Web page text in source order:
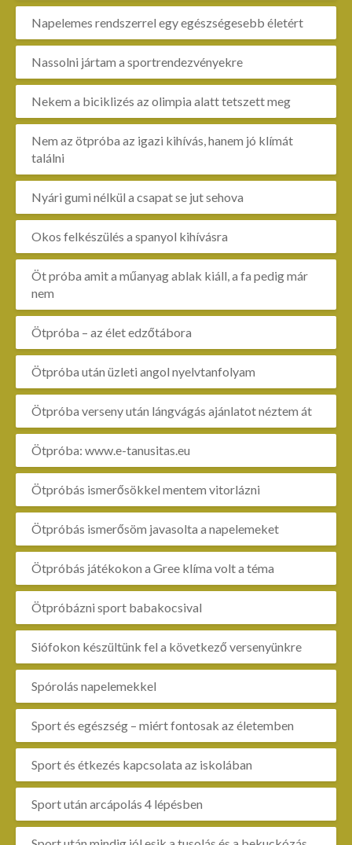
Napelemes rendszerrel egy egészségesebb életért
Nassolni jártam a sportrendezvényekre
Nekem a biciklizés az olimpia alatt tetszett meg
Nem az ötpróba az igazi kihívás, hanem jó klímát
találni
Nyári gumi nélkül a csapat se jut sehova
Okos felkészülés a spanyol kihívásra
Öt próba amit a műanyag ablak kiáll, a fa pedig már
nem
Ötpróba – az élet edzőtábora
Ötpróba után üzleti angol nyelvtanfolyam
Ötpróba verseny után lángvágás ajánlatot néztem át
Ötpróba: www.e-tanusitas.eu
Ötpróbás ismerősökkel mentem vitorlázni
Ötpróbás ismerősöm javasolta a napelemeket
Ötpróbás játékokon a Gree klíma volt a téma
Ötpróbázni sport babakocsival
Siófokon készültünk fel a következő versenyünkre
Spórolás napelemekkel
Sport és egészség – miért fontosak az életemben
Sport és étkezés kapcsolata az iskolában
Sport után arcápolás 4 lépésben